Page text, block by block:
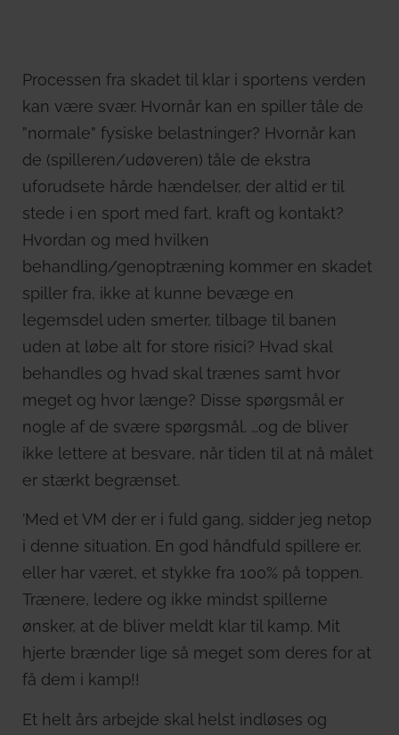
Processen fra skadet til klar i sportens verden
kan være svær. Hvornår kan en spiller tåle de
”normale” fysiske belastninger? Hvornår kan
de (spilleren/udøveren) tåle de ekstra
uforudsete hårde hændelser, der altid er til
stede i en sport med fart, kraft og kontakt?
Hvordan og med hvilken
behandling/genoptræning kommer en skadet
spiller fra, ikke at kunne bevæge en
legemsdel uden smerter, tilbage til banen
uden at løbe alt for store risici? Hvad skal
behandles og hvad skal trænes samt hvor
meget og hvor længe? Disse spørgsmål er
nogle af de svære spørgsmål. …og de bliver
ikke lettere at besvare, når tiden til at nå målet
er stærkt begrænset.
’Med et VM der er i fuld gang, sidder jeg netop
i denne situation. En god håndfuld spillere er,
eller har været, et stykke fra 100% på toppen.
Trænere, ledere og ikke mindst spillerne
ønsker, at de bliver meldt klar til kamp. Mit
hjerte brænder lige så meget som deres for at
få dem i kamp!!
Et helt års arbejde skal helst indløses og